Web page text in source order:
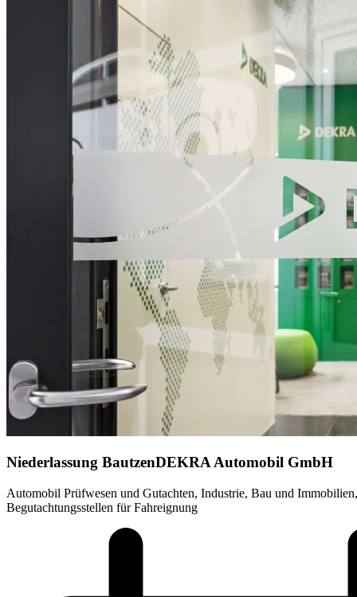
Niederlassung BautzenDEKRA Automobil GmbH
Automobil Prüfwesen und Gutachten, Industrie, Bau und
Begutachtungsstellen für Fahreignung